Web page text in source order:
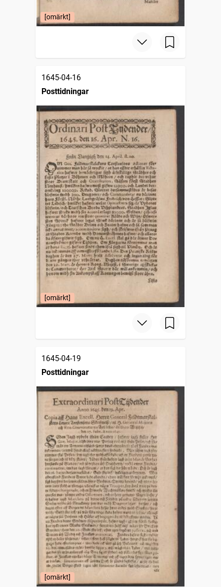
[omärkt]
1645-04-16
Posttidningar
[omärkt]
1645-04-19
Posttidningar
[omärkt]